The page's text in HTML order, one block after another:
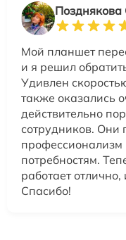
Позднякова
Мой планшет
и я решил
Удивлен
также оказались
действительно
сотрудников. Они
профессионализм
потребностям.
работает
Спасибо!